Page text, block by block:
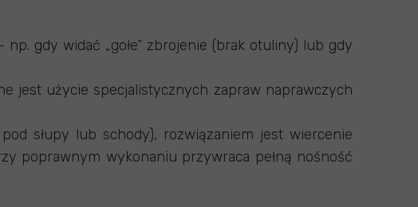
gdy widać „gołe” zbrojenie (brak otuliny) lub gdy
jest użycie specjalistycznych zapraw naprawczych
słupy lub schody), rozwiązaniem jest wiercenie
poprawnym wykonaniu przywraca pełną nośność